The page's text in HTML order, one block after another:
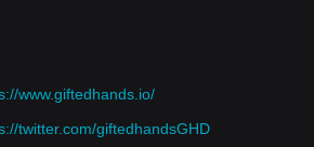
www.giftedhands.io/
twitter.com/giftedhandsGHD